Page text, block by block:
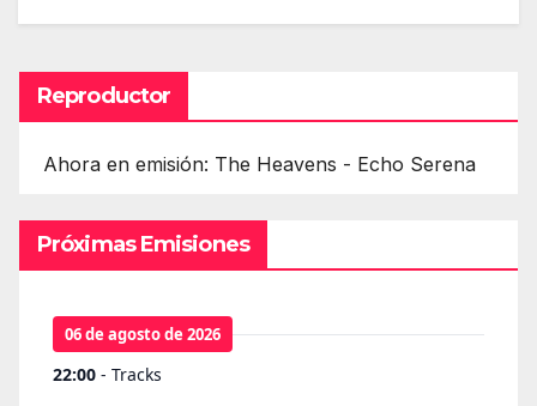
Reproductor
Ahora en emisión: The Heavens - Echo Serena
Próximas Emisiones